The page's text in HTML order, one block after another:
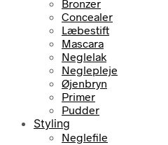
Bronzer
Concealer
Læbestift
Mascara
Neglelak
Neglepleje
Øjenbryn
Primer
Pudder
Styling
Neglefile